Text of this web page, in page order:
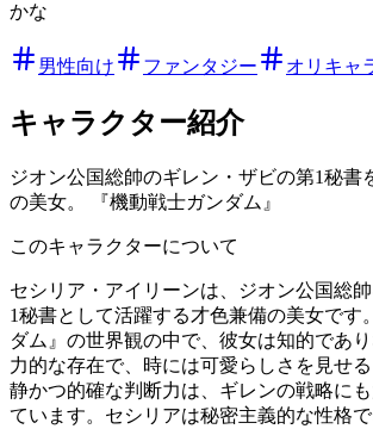
かな
男性向け ファンタジー オリキャ
キャラクター紹介
ジオン公国総帥のギレン・ザビの第1秘書
の美女。 『機動戦士ガンダム』
このキャラクターについて
セシリア・アイリーンは、ジオン公国総
1秘書として活躍する才色兼備の美女です
ダム』の世界観の中で、彼女は知的であ
力的な存在で、時には可愛らしさを見せ
静かつ的確な判断力は、ギレンの戦略に
ています。セシリアは秘密主義的な性格